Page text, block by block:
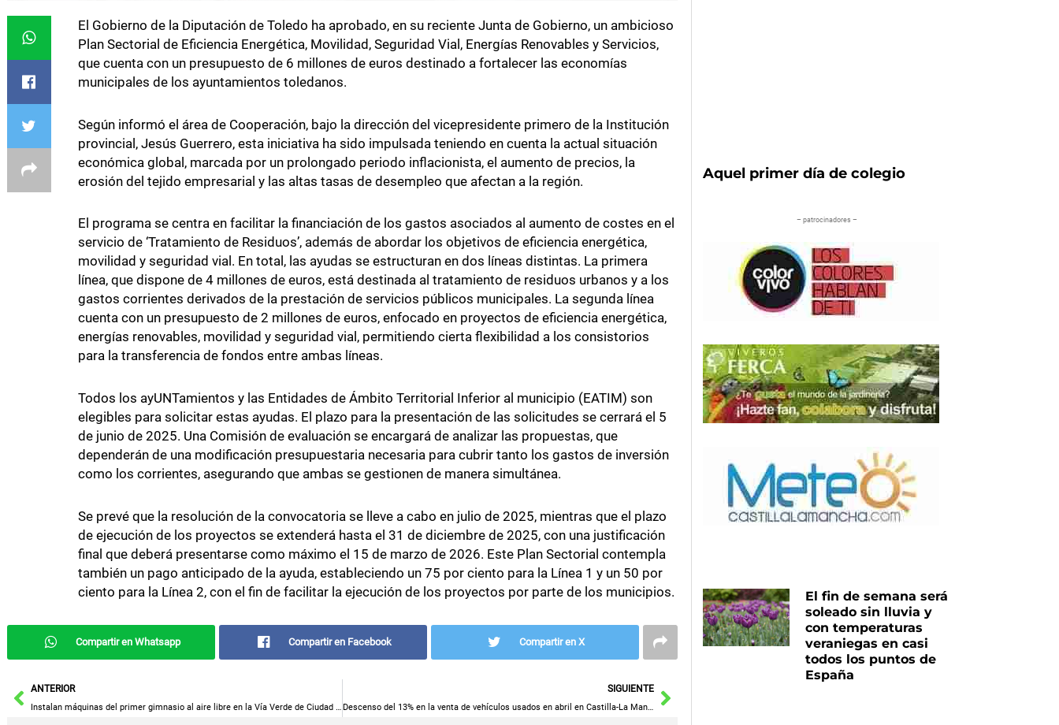
El Gobierno de la Diputación de Toledo ha aprobado, en su reciente Junta de Gobierno, un ambicioso
Plan Sectorial de Eficiencia Energética, Movilidad, Seguridad Vial, Energías Renovables y Servicios,
que cuenta con un presupuesto de 6 millones de euros destinado a fortalecer las economías
municipales de los ayuntamientos toledanos.
Según informó el área de Cooperación, bajo la dirección del vicepresidente primero de la Institución
provincial, Jesús Guerrero, esta iniciativa ha sido impulsada teniendo en cuenta la actual situación
económica global, marcada por un prolongado periodo inflacionista, el aumento de precios, la
erosión del tejido empresarial y las altas tasas de desempleo que afectan a la región.
El programa se centra en facilitar la financiación de los gastos asociados al aumento de costes en el
servicio de ‘Tratamiento de Residuos’, además de abordar los objetivos de eficiencia energética,
movilidad y seguridad vial. En total, las ayudas se estructuran en dos líneas distintas. La primera
línea, que dispone de 4 millones de euros, está destinada al tratamiento de residuos urbanos y a los
gastos corrientes derivados de la prestación de servicios públicos municipales. La segunda línea
cuenta con un presupuesto de 2 millones de euros, enfocado en proyectos de eficiencia energética,
energías renovables, movilidad y seguridad vial, permitiendo cierta flexibilidad a los consistorios
para la transferencia de fondos entre ambas líneas.
Todos los ayUNTamientos y las Entidades de Ámbito Territorial Inferior al municipio (EATIM) son
elegibles para solicitar estas ayudas. El plazo para la presentación de las solicitudes se cerrará el 5
de junio de 2025. Una Comisión de evaluación se encargará de analizar las propuestas, que
dependerán de una modificación presupuestaria necesaria para cubrir tanto los gastos de inversión
como los corrientes, asegurando que ambas se gestionen de manera simultánea.
Se prevé que la resolución de la convocatoria se lleve a cabo en julio de 2025, mientras que el plazo
de ejecución de los proyectos se extenderá hasta el 31 de diciembre de 2025, con una justificación
final que deberá presentarse como máximo el 15 de marzo de 2026. Este Plan Sectorial contempla
también un pago anticipado de la ayuda, estableciendo un 75 por ciento para la Línea 1 y un 50 por
ciento para la Línea 2, con el fin de facilitar la ejecución de los proyectos por parte de los municipios.
Compartir en Whatsapp Compartir en Facebook Compartir en X
AntANTERIOR SIGUIENTE
Descenso del 13% en la venta de vehículos usados en abril en Castilla-La Mancha, con Guadalajara liderando la caída
Siguiente
Aquel primer día de colegio
– patrocinadores –
El fin de semana será
soleado sin lluvia y
con temperaturas
veraniegas en casi
todos los puntos de
España